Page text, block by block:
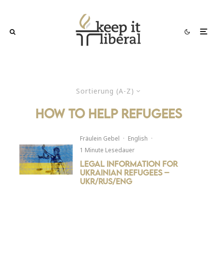
Sortierung (A-Z)
how to help refugees
Fräulein Gebel · English ·
1 Minute Lesedauer
Legal Information for
Ukrainian Refugees –
UKR/RUS/ENG